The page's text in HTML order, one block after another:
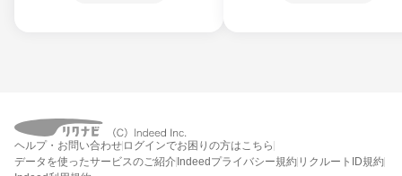
ヘルプ・お問い合わせ ログインでお困りの方はこちら
データを使ったサービスのご紹介 Indeedプライバシー規約 リクルートID規約